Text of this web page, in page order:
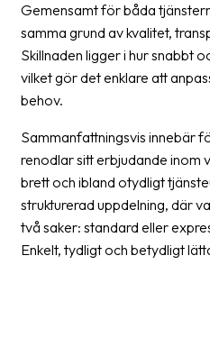
News
archive
Contact
Terms
and
conditions
Gemensamt för båda
samma grund av kvalitet,
Skillnaden ligger i hur snabbt
vilket gör det enklare att
behov.
Sammanfattningsvis innebär
renodlar sitt erbjudande inom
brett och ibland otydligt
strukturerad uppdelning, där
två saker: standard eller
Enkelt, tydligt och betydligt